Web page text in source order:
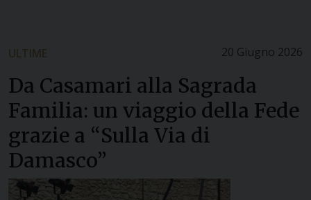
20 Giugno 2026
ULTIME
Da Casamari alla Sagrada
Familia: un viaggio della Fede
grazie a “Sulla Via di
Damasco”